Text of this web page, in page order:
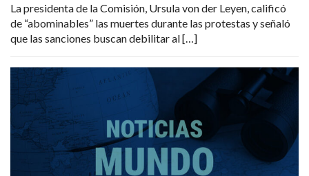
La presidenta de la Comisión, Ursula von der Leyen, calificó
de “abominables” las muertes durante las protestas y señaló
que las sanciones buscan debilitar al […]